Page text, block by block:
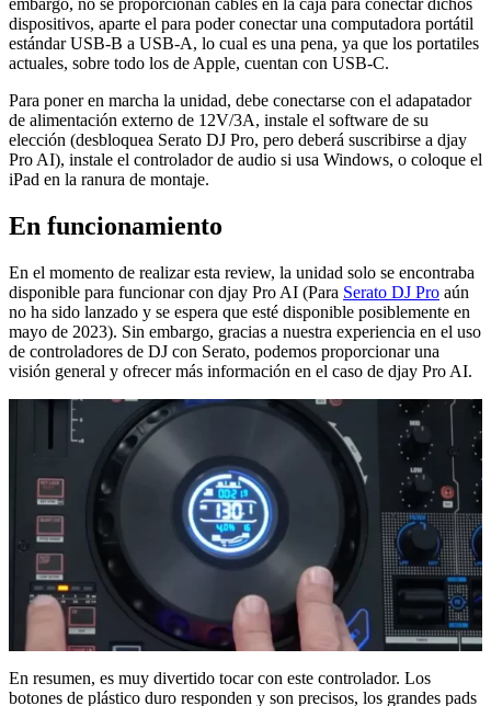
embargo, no se proporcionan cables en la caja para conectar dichos
dispositivos, aparte el para poder conectar una computadora portátil
estándar USB-B a USB-A, lo cual es una pena, ya que los portatiles
actuales, sobre todo los de Apple, cuentan con USB-C.
Para poner en marcha la unidad, debe conectarse con el adapatador
de alimentación externo de 12V/3A, instale el software de su
elección (desbloquea Serato DJ Pro, pero deberá suscribirse a djay
Pro AI), instale el controlador de audio si usa Windows, o coloque el
iPad en la ranura de montaje.
En funcionamiento
En el momento de realizar esta review, la unidad solo se encontraba
disponible para funcionar con djay Pro AI (Para Serato DJ Pro aún
no ha sido lanzado y se espera que esté disponible posiblemente en
mayo de 2023). Sin embargo, gracias a nuestra experiencia en el uso
de controladores de DJ con Serato, podemos proporcionar una
visión general y ofrecer más información en el caso de djay Pro AI.
En resumen, es muy divertido tocar con este controlador. Los
botones de plástico duro responden y son precisos, los grandes pads